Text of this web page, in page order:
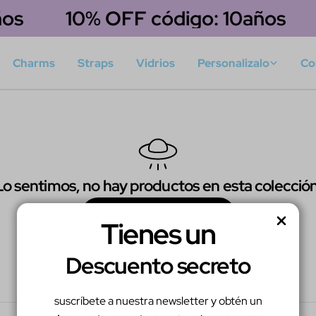
Tienes un
Descuento secreto
suscríbete a nuestra newsletter y obtén un
10% OFF código: 10años
Charms Straps Vidrios Personalizalo
sentimos, no hay productos en esta